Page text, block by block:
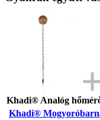
Khadi® Analóg
Khadi®